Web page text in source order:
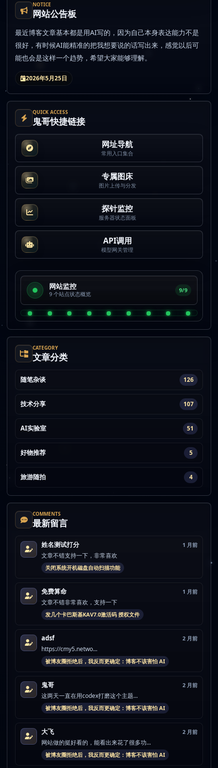
NOTICE
网站公告板
最近博客文章基本都是用AI写的，因为自己本身表达能力不是
很好，有时候AI能精准的把我想要说的话写出来，感觉以后可
能也会是这样一个趋势，希望大家能够理解。
2026年5月25日
QUICK ACCESS
鬼哥快捷链接
网址导航
常用入口集合
专属图床
图片上传与分发
探针监控
服务器状态面板
API调用
模型网关管理
网站监控
9 个站点状态概览
9/9
CATEGORY
文章分类
随笔杂谈 126
技术分享 107
AI实验室 51
好物推荐 5
旅游随拍 4
COMMENTS
最新留言
姓名测试打分 1 月前
文章不错支持一下，非常喜欢
关闭系统开机磁盘自动扫描功能
免费算命 1 月前
文章不错非常喜欢，支持一下
发几个卡巴斯基KAV7.0激活码 授权文件
adsf 2 月前
https://cmy5.netwo...
被博友圈拒绝后，我反而更确定：博客不该害怕 AI
鬼哥 2 月前
这两天一直在用codex打磨这个主题...
被博友圈拒绝后，我反而更确定：博客不该害怕 AI
大飞 2 月前
网站做的挺好看的，能看出来花了很多功...
被博友圈拒绝后，我反而更确定：博客不该害怕 AI